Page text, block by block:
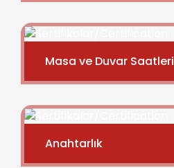
Masa ve Duvar Saatleri
Anahtarlık